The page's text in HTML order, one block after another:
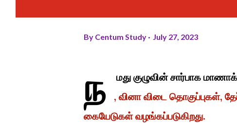
By Centum Study July 27, 2023
ந
மது குழுவின் சார்பாக
, வினா விடை தொகுப்புகள்,
கையேடுகள் வழங்கப்படுகிறது.